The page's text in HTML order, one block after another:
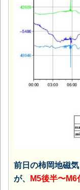
前日の柿岡地磁
が、
M5後半〜